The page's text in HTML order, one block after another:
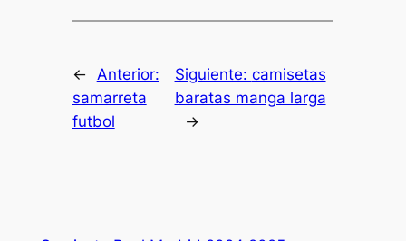
←
Anterior:
samarreta
futbol
Siguiente: camisetas
baratas manga larga
→